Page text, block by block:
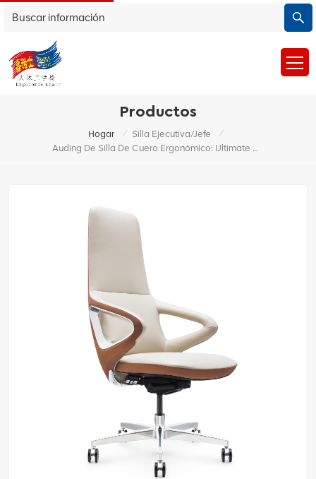
Productos
Hogar / Silla Ejecutiva/jefe
/
Auding De Silla De Cuero Ergonómico: Ultimate Comfort Para Uso De La Oficina Y El Hogar